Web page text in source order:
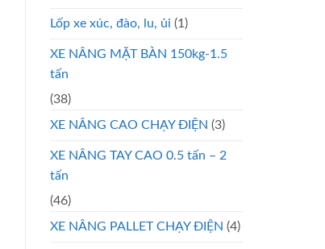
Lốp xe xúc, đào, lu, ủi (1)
XE NÂNG MẶT BÀN 150kg-1.5
tấn
(38)
XE NÂNG CAO CHẠY ĐIỆN (3)
XE NÂNG TAY CAO 0.5 tấn – 2
tấn
(46)
XE NÂNG PALLET CHẠY ĐIỆN (4)